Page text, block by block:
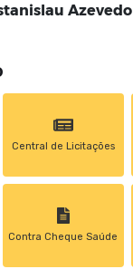
Azevedo
Central de Licitações
Contra Cheque Saúde